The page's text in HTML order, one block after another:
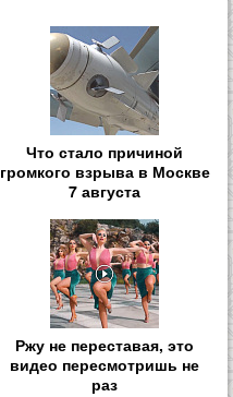
Что стало причиной
громкого взрыва в Москве
7 августа
Ржу не переставая, это
видео пересмотришь не
раз